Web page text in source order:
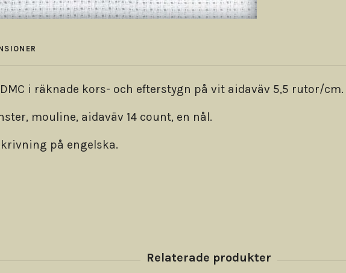
i räknade kors- och efterstygn på vit aidaväv 5,5 rutor/cm.
mouline, aidaväv 14 count, en nål.
på engelska.